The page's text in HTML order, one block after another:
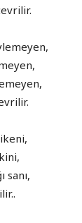
sanı,